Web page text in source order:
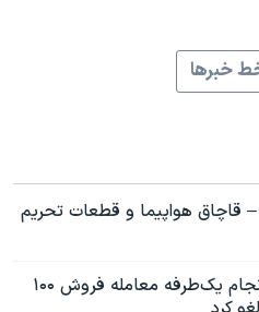
خبرها
قاچاق هواپیما و قطعات تحریم
رسانه‌های داخلی: «ایرباس» سرانجام یک‌طرفه معامله فروش ۱۰۰